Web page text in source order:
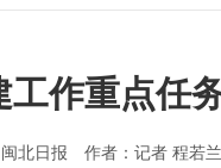
工作重点任
北日报 作者：记者 程若兰